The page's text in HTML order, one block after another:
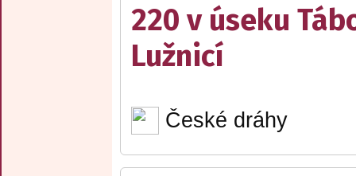
220 v úseku
Lužnicí
České dráhy